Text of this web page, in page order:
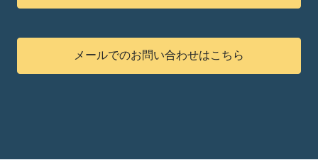
メールでのお問い合わせはこちら